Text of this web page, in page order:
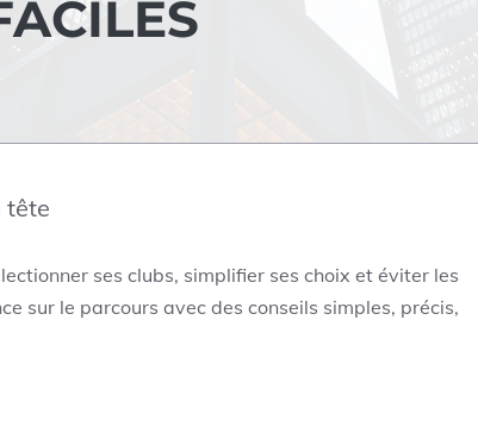
tête
ses clubs, simplifier ses choix et éviter les
sur le parcours avec des conseils simples, précis,